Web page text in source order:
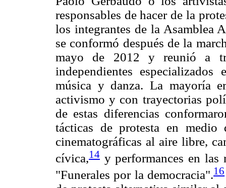
responsables de hacer de la
los integrantes de la Asamblea
se conformó después de la
mayo de 2012 y reunió a
independientes
música y danza. La mayoría
activismo y con trayectorias
de estas diferencias
tácticas de protesta en medio
cinematográficas al aire libre,
cívica,14 y performances en las
"Funerales por la democracia".16